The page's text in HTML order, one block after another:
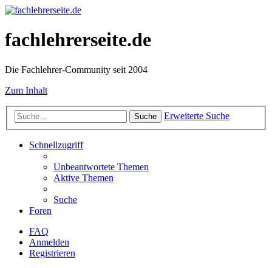
fachlehrerseite.de
Die Fachlehrer-Community seit 2004
Zum Inhalt
Suche Erweiterte Suche
Schnellzugriff
Unbeantwortete Themen
Aktive Themen
Suche
Foren
FAQ
Anmelden
Registrieren